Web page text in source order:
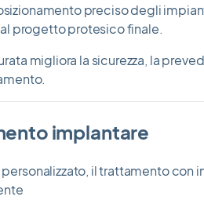
preciso degli
progetto protesico finale.
migliora la sicurezza, la
implantare
il trattamento con